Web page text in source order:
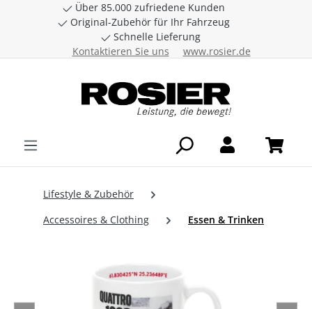
Zum Hauptinhalt springen
Über 85.000 zufriedene Kunden
Original-Zubehör für Ihr Fahrzeug
Schnelle Lieferung
Kontaktieren Sie uns
www.rosier.de
Lifestyle & Zubehör
Accessoires & Clothing
Essen & Trinken